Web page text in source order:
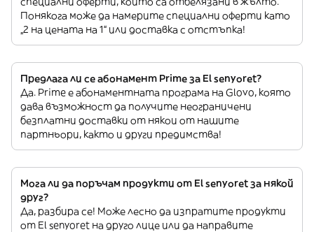
Понякога може да намерите специални оферти като
„2 на цената на 1“ или доставка с отстъпка!
Предлага ли се абонамент Prime за El senyoret?
Да. Prime е абонаментната програма на Glovo, която
дава възможност да получите неограничени
безплатни доставки от някои от нашите
партньори, както и други предимства!
Мога ли да поръчам продукти от El senyoret за някой
друг?
Да, разбира се! Може лесно да изпратите продукти
от El senyoret на друго лице или да направите